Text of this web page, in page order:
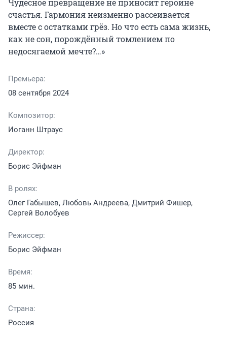
счастья. Гармония неизменно рассеивается
вместе с остатками грёз. Но что есть сама жизнь,
как не сон, порождённый томлением по
недосягаемой мечте?…»
Премьера:
08 сентября 2024
Композитор:
Иоганн Штраус
Директор:
Борис Эйфман
В ролях:
Олег Габышев, Любовь Андреева, Дмитрий Фишер,
Сергей Волобуев
Режиссер:
Борис Эйфман
Время:
85 мин.
Страна:
Россия